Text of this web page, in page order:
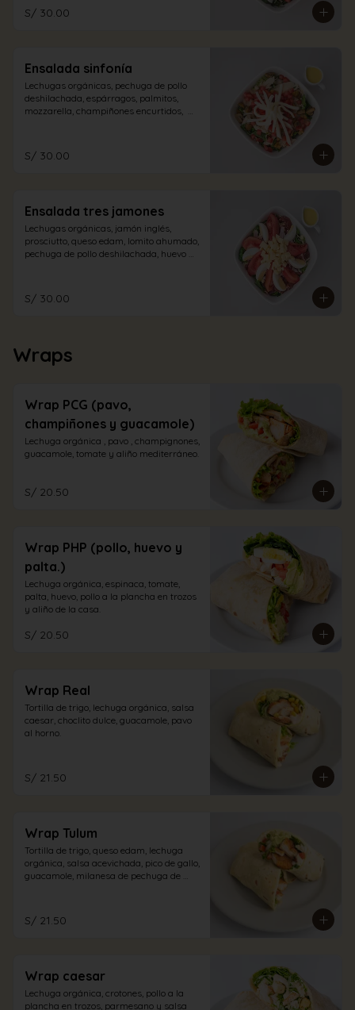
S/ 30.00
Ensalada sinfonía
Lechugas orgánicas, pechuga de pollo
deshilachada, espárragos, palmitos,
mozzarella, champiñones encurtidos,
S/ 30.00
Ensalada tres jamones
Lechugas orgánicas, jamón inglés,
prosciutto, queso edam, lomito ahumado,
pechuga de pollo deshilachada, huevo
S/ 30.00
Wraps
Wrap PCG (pavo,
champiñones y guacamole)
Lechuga orgánica , pavo , champignones,
guacamole, tomate y aliño mediterráneo.
S/ 20.50
Wrap PHP (pollo, huevo y
palta.)
Lechuga orgánica, espinaca, tomate,
palta, huevo, pollo a la plancha en trozos
y aliño de la casa.
S/ 20.50
Wrap Real
Tortilla de trigo, lechuga orgánica, salsa
caesar, choclito dulce, guacamole, pavo
al horno.
S/ 21.50
Wrap Tulum
Tortilla de trigo, queso edam, lechuga
orgánica, salsa acevichada, pico de gallo,
guacamole, milanesa de pechuga de
S/ 21.50
Wrap caesar
Lechuga orgánica, crotones, pollo a la
plancha en trozos, parmesano y salsa